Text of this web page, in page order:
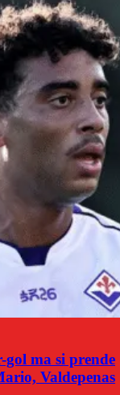
ma si prende
Valdepenas